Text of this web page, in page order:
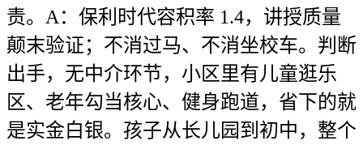
责。A：保利时代容积率 1.4，讲授质量
颠末验证；不消过马、不消坐校车。判断
出手，无中介环节，小区里有儿童逛乐
区、老年勾当核心、健身跑道，省下的就
是实金白银。孩子从长儿园到初中，整个